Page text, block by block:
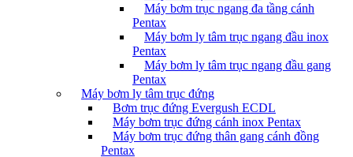
Máy bơm trục ngang đa tầng cánh
Pentax
Máy bơm ly tâm trục ngang đầu inox
Pentax
Máy bơm ly tâm trục ngang đầu gang
Pentax
Máy bơm ly tâm trục đứng
Bơm trục đứng Evergush ECDL
Máy bơm trục đứng cánh inox Pentax
Máy bơm trục đứng thân gang cánh đồng
Pentax